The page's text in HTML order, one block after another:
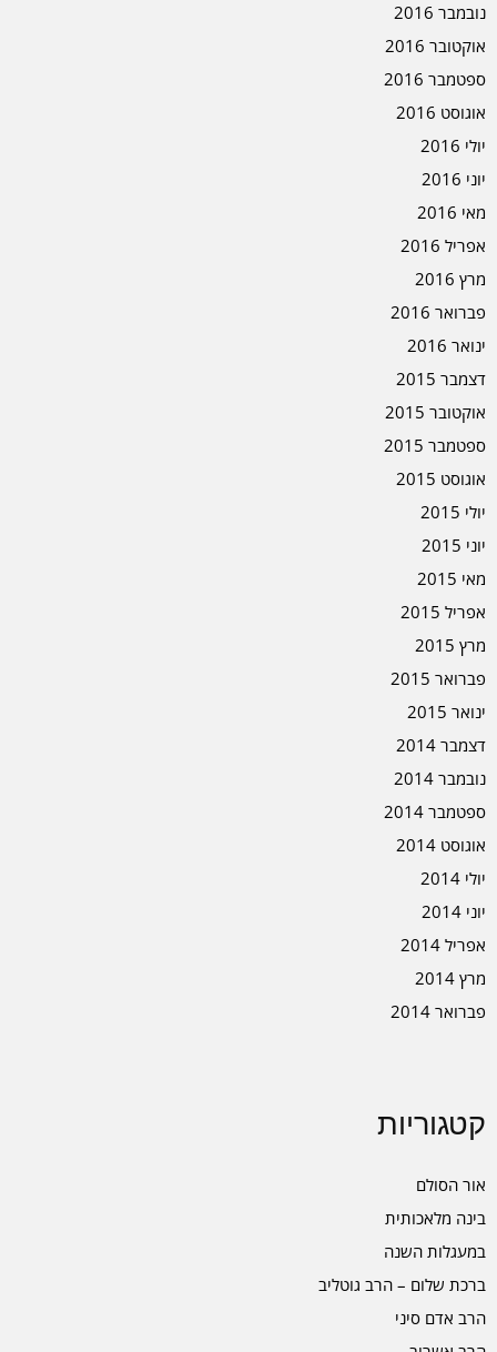
נובמבר 2016
אוקטובר 2016
ספטמבר 2016
אוגוסט 2016
יולי 2016
יוני 2016
מאי 2016
אפריל 2016
מרץ 2016
פברואר 2016
ינואר 2016
דצמבר 2015
אוקטובר 2015
ספטמבר 2015
אוגוסט 2015
יולי 2015
יוני 2015
מאי 2015
אפריל 2015
מרץ 2015
פברואר 2015
ינואר 2015
דצמבר 2014
נובמבר 2014
ספטמבר 2014
אוגוסט 2014
יולי 2014
יוני 2014
אפריל 2014
מרץ 2014
פברואר 2014
קטגוריות
אור הסולם
בינה מלאכותית
במעגלות השנה
ברכת שלום – הרב גוטליב
הרב אדם סיני